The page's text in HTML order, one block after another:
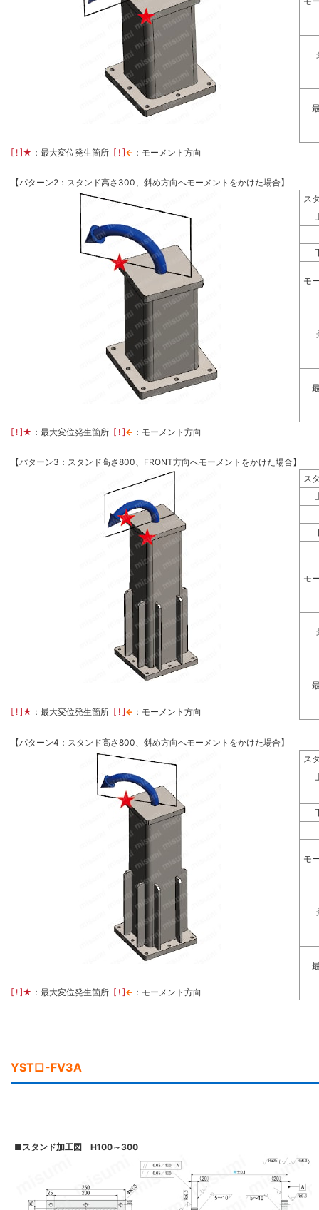
[ ! ]★ ：最大変位発生箇所 [ ! ]← ：モーメント方向
【パターン2：スタンド高さ300、斜め方向へモーメントをかけた場合】
[ ! ]★ ：最大変位発生箇所 [ ! ]← ：モーメント方向
ス
モ
【パターン3：スタンド高さ800、FRONT方向へモーメントをかけた場合】
[ ! ]★ ：最大変位発生箇所 [ ! ]← ：モーメント方向
ス
モ
【パターン4：スタンド高さ800、斜め方向へモーメントをかけた場合】
[ ! ]★ ：最大変位発生箇所 [ ! ]← ：モーメント方向
ス
モ
YST□-FV3A
■スタンド加工図 H100～300